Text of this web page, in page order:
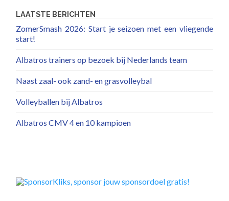
LAATSTE BERICHTEN
ZomerSmash 2026: Start je seizoen met een vliegende
start!
Albatros trainers op bezoek bij Nederlands team
Naast zaal- ook zand- en grasvolleybal
Volleyballen bij Albatros
Albatros CMV 4 en 10 kampioen